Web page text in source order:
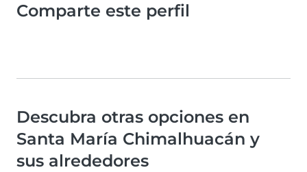
Comparte este perfil
Descubra otras opciones en
Santa María Chimalhuacán y
sus alrededores